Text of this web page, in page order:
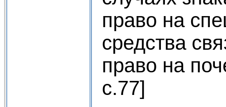
право на
средства
право на
c.77]